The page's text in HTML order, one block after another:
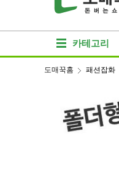
카테고리
도매꾹홈 패션잡화